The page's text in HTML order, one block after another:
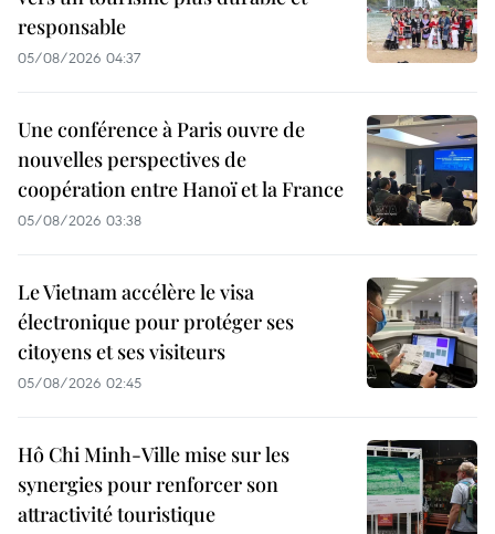
responsable
05/08/2026 04:37
Une conférence à Paris ouvre de
nouvelles perspectives de
coopération entre Hanoï et la France
05/08/2026 03:38
Le Vietnam accélère le visa
électronique pour protéger ses
citoyens et ses visiteurs
05/08/2026 02:45
Hô Chi Minh-Ville mise sur les
synergies pour renforcer son
attractivité touristique